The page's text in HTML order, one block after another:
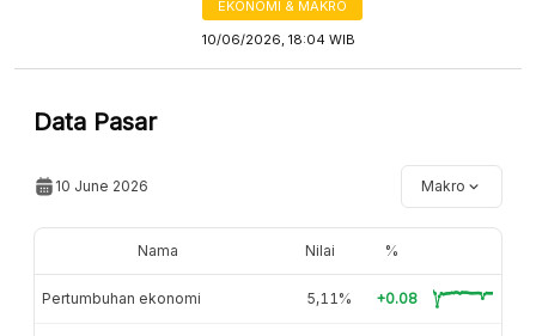
EKONOMI & MAKRO
10/06/2026, 18:04 WIB
Data Pasar
10 June 2026 Makro
Nama Nilai %
Pertumbuhan ekonomi 5,11% +0.08